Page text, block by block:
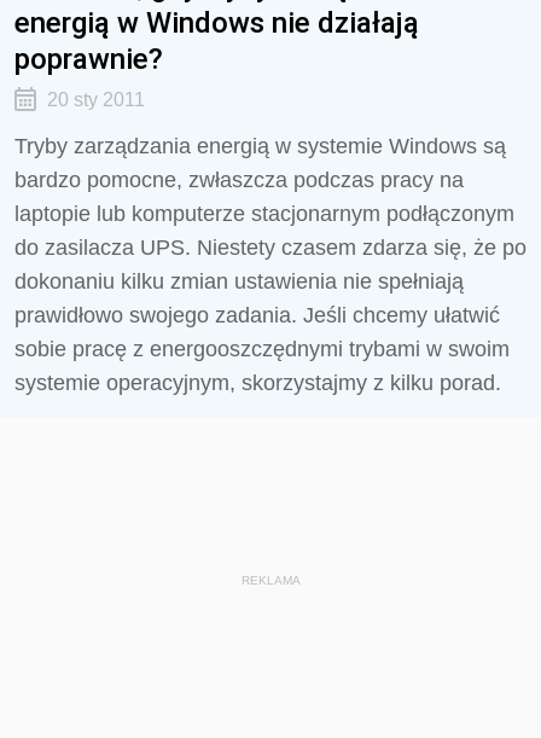
energią w Windows nie działają
poprawnie?
20 sty 2011
Tryby zarządzania energią w systemie Windows są
bardzo pomocne, zwłaszcza podczas pracy na
laptopie lub komputerze stacjonarnym podłączonym
do zasilacza UPS. Niestety czasem zdarza się, że po
dokonaniu kilku zmian ustawienia nie spełniają
prawidłowo swojego zadania. Jeśli chcemy ułatwić
sobie pracę z energooszczędnymi trybami w swoim
systemie operacyjnym, skorzystajmy z kilku porad.
REKLAMA